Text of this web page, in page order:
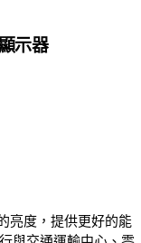
示器
亮度，提供更好的能